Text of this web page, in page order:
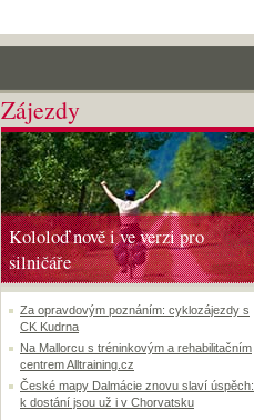
Zájezdy
Kololoď nově i ve verzi pro
silničáře
Za opravdovým poznáním: cyklozájezdy s
CK Kudrna
Na Mallorcu s tréninkovým a rehabilitačním
centrem Alltraining.cz
České mapy Dalmácie znovu slaví úspěch:
k dostání jsou už i v Chorvatsku